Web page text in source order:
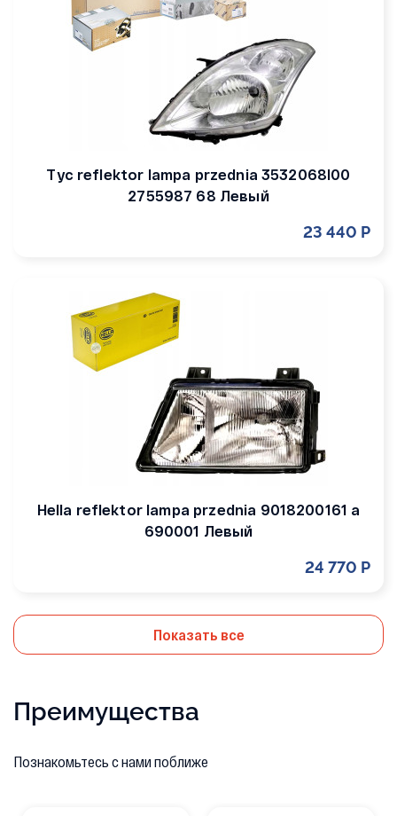
Tyc reflektor lampa przednia 3532068l00
2755987 68 Левый
23 440 Р
Hella reflektor lampa przednia 9018200161 a
690001 Левый
24 770 Р
Показать все
Преимущества
Познакомьтесь с нами поближе